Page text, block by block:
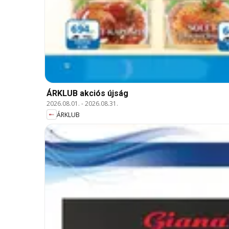
ÁRKLUB akciós újság
2026.08.01. -2026.08.31.
ÁRKLUB